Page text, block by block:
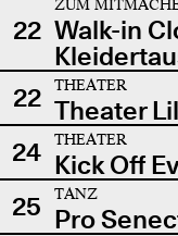
22
ZUM
Walk-in
22
THEATER
Theater
24
THEATER
Kick Off
25
TANZ
Pro